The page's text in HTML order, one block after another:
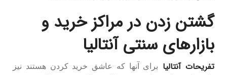
گشتن زدن در مراکز خرید و
بازارهای سنتی آنتالیا
تفریحات آنتالیا
برای آنها که عاشق خرید کردن هستند نیز